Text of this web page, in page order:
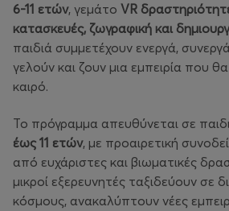
6-11 ετών, γεμάτο VR
κατασκευές, ζωγραφική και
παιδιά συμμετέχουν ενεργά,
γελούν και ζουν μια εμπειρία που
καιρό.
Το πρόγραμμα απευθύνεται σε
έως 11 ετών, με προαιρετική
από ευχάριστες και βιωματικές
μικροί εξερευνητές ταξιδεύουν σε
κόσμους, ανακαλύπτουν νέες